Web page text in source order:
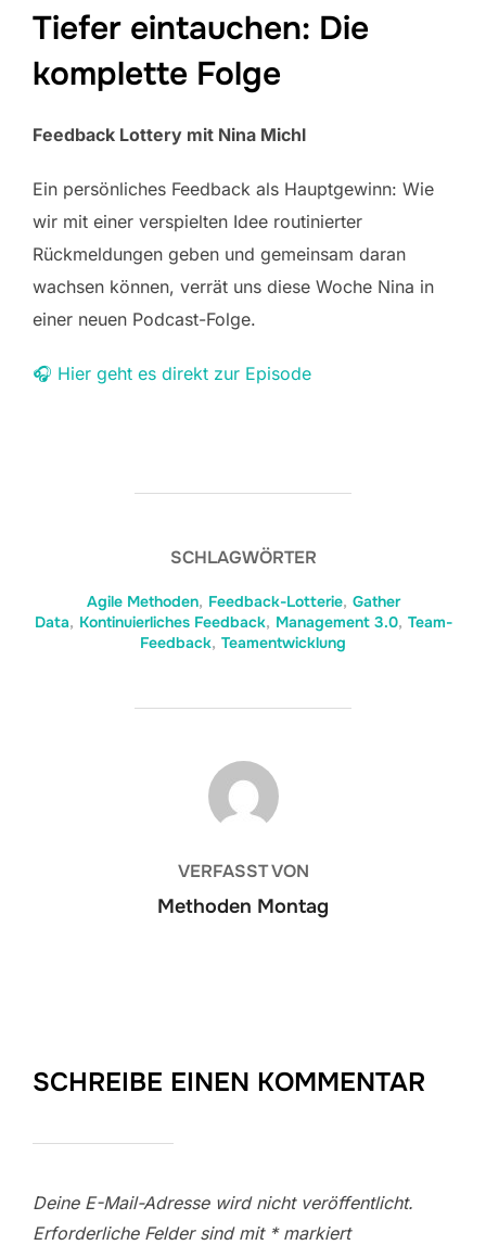
Tiefer eintauchen: Die
komplette Folge
Feedback Lottery mit Nina Michl
Ein persönliches Feedback als Hauptgewinn: Wie
wir mit einer verspielten Idee routinierter
Rückmeldungen geben und gemeinsam daran
wachsen können, verrät uns diese Woche Nina in
einer neuen Podcast-Folge.
🎧 Hier geht es direkt zur Episode
SCHLAGWÖRTER
Agile Methoden, Feedback-Lotterie, Gather
Data, Kontinuierliches Feedback, Management 3.0, Team-
Feedback, Teamentwicklung
BEITRAGSAUTOR
VERFASST VON
Methoden Montag
SCHREIBE EINEN KOMMENTAR
Deine E-Mail-Adresse wird nicht veröffentlicht.
Erforderliche Felder sind mit *markiert